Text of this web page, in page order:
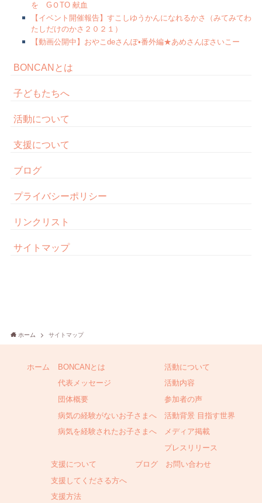
を GＯTO 献血
【イベント開催報告】すこしゆうかんになれるかさ（みてみてわ
たしだけのかさ２０２１）
【動画公開中】おやこdeさんぽ•番外編★あめさんぽさいこー
BONCANとは
子どもたちへ
活動について
支援について
ブログ
プライバシーポリシー
リンクリスト
サイトマップ
ホーム サイトマップ
ホーム
BONCANとは
代表メッセージ
団体概要
病気の経験がないお子さまへ
病気を経験されたお子さまへ
活動について
活動内容
参加者の声
活動背景 目指す世界
メディア掲載
プレスリリース
支援について
支援してくださる方へ
支援方法
ブログ お問い合わせ